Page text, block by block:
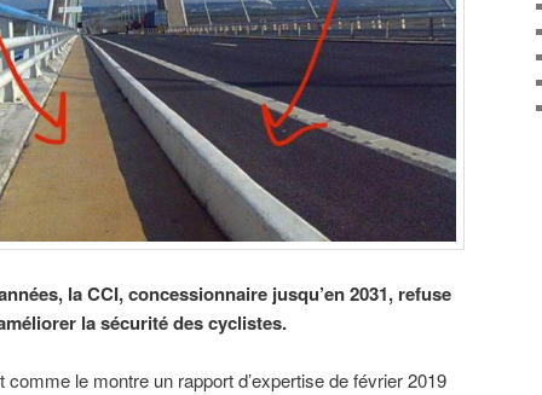
la CCI, concessionnaire jusqu’en 2031, refuse
la sécurité des cyclistes.
le montre un rapport d’expertise de février 2019